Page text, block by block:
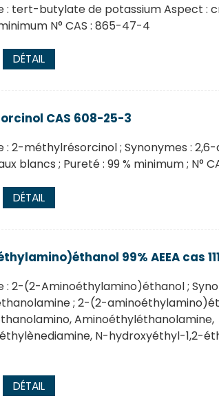
: tert-butylate de potassium Aspect :
N° CAS : 865-47-4
DÉTAIL
CAS 608-25-3
: 2-méthylrésorcinol ; Synonymes :
blancs ; Pureté : 99 % minimum ; N°
DÉTAIL
99% AEEA cas
: 2-(2-Aminoéthylamino)éthanol ;
; 2-(2-
Aminoéthyléthanolamine,
N-hydroxyéthyl-1,2-
DÉTAIL